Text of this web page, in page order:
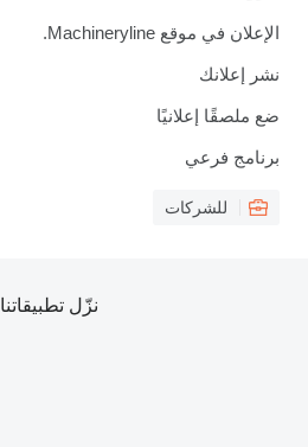
الإعلان في موقع Machineryline.
نشر إعلانك
ضع ملصقًا إعلانيًا
برنامج فرعي
للشركات
نزّل تطبيقاتنا